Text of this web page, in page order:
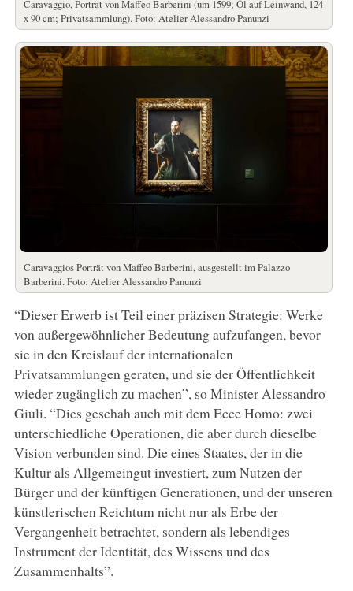
Caravaggio, Porträt von Maffeo Barberini (um 1599; Öl auf Leinwand, 124
x 90 cm; Privatsammlung). Foto: Atelier Alessandro Panunzi
Caravaggios Porträt von Maffeo Barberini, ausgestellt im Palazzo
Barberini. Foto: Atelier Alessandro Panunzi
“Dieser Erwerb ist Teil einer präzisen Strategie: Werke
von außergewöhnlicher Bedeutung aufzufangen, bevor
sie in den Kreislauf der internationalen
Privatsammlungen geraten, und sie der Öffentlichkeit
wieder zugänglich zu machen”, so Minister Alessandro
Giuli. “Dies geschah auch mit dem Ecce Homo: zwei
unterschiedliche Operationen, die aber durch dieselbe
Vision verbunden sind. Die eines Staates, der in die
Kultur als Allgemeingut investiert, zum Nutzen der
Bürger und der künftigen Generationen, und der unseren
künstlerischen Reichtum nicht nur als Erbe der
Vergangenheit betrachtet, sondern als lebendiges
Instrument der Identität, des Wissens und des
Zusammenhalts”.